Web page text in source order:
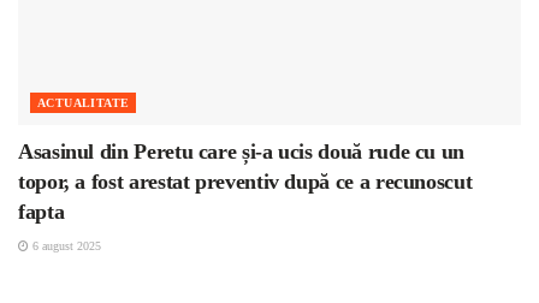
ACTUALITATE
Asasinul din Peretu care și-a ucis două rude cu un
topor, a fost arestat preventiv după ce a recunoscut
fapta
6 august 2025